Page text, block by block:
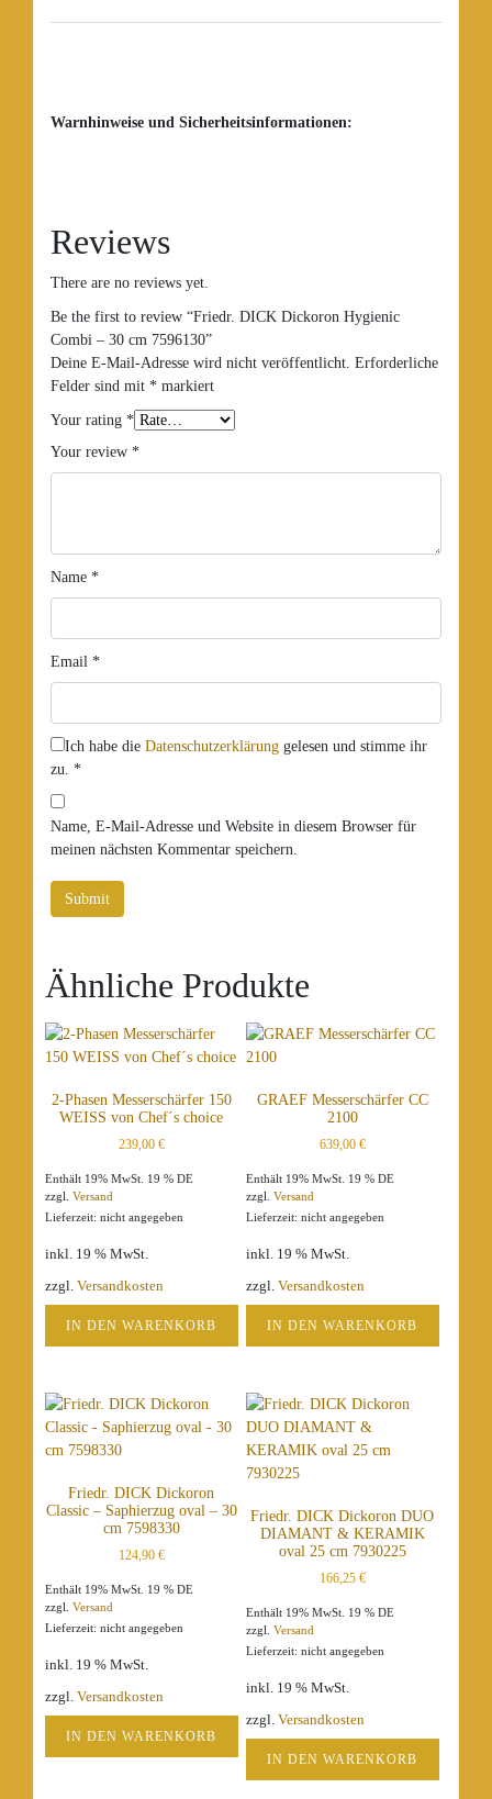
Warnhinweise und Sicherheitsinformationen:
Reviews
There are no reviews yet.
Be the first to review “Friedr. DICK Dickoron Hygienic
Combi – 30 cm 7596130”
Deine E-Mail-Adresse wird nicht veröffentlicht. Erforderliche
Felder sind mit * markiert
Your rating *
Your review *
Name *
Email *
Ich habe die Datenschutzerklärung gelesen und stimme ihr
zu. *
Name, E-Mail-Adresse und Website in diesem Browser für
meinen nächsten Kommentar speichern.
Ähnliche Produkte
2-Phasen Messerschärfer 150
WEISS von Chef´s choice
239,00 €
Enthält 19% MwSt. 19 % DE
zzgl. Versand
Lieferzeit: nicht angegeben
inkl. 19 % MwSt.
zzgl. Versandkosten
IN DEN WARENKORB
GRAEF Messerschärfer CC
2100
639,00 €
Enthält 19% MwSt. 19 % DE
zzgl.Versand
Lieferzeit: nicht angegeben
inkl. 19 % MwSt.
zzgl.Versandkosten
IN DEN WARENKORB
Friedr. DICK Dickoron
Classic – Saphierzug oval – 30
cm 7598330
124,90 €
Enthält 19% MwSt. 19 % DE
zzgl. Versand
Lieferzeit: nicht angegeben
inkl. 19 % MwSt.
zzgl. Versandkosten
IN DEN WARENKORB
Friedr. DICK Dickoron DUO
DIAMANT & KERAMIK
oval 25 cm 7930225
166,25 €
Enthält 19% MwSt. 19 % DE
zzgl.Versand
Lieferzeit: nicht angegeben
inkl. 19 % MwSt.
zzgl.Versandkosten
IN DEN WARENKORB